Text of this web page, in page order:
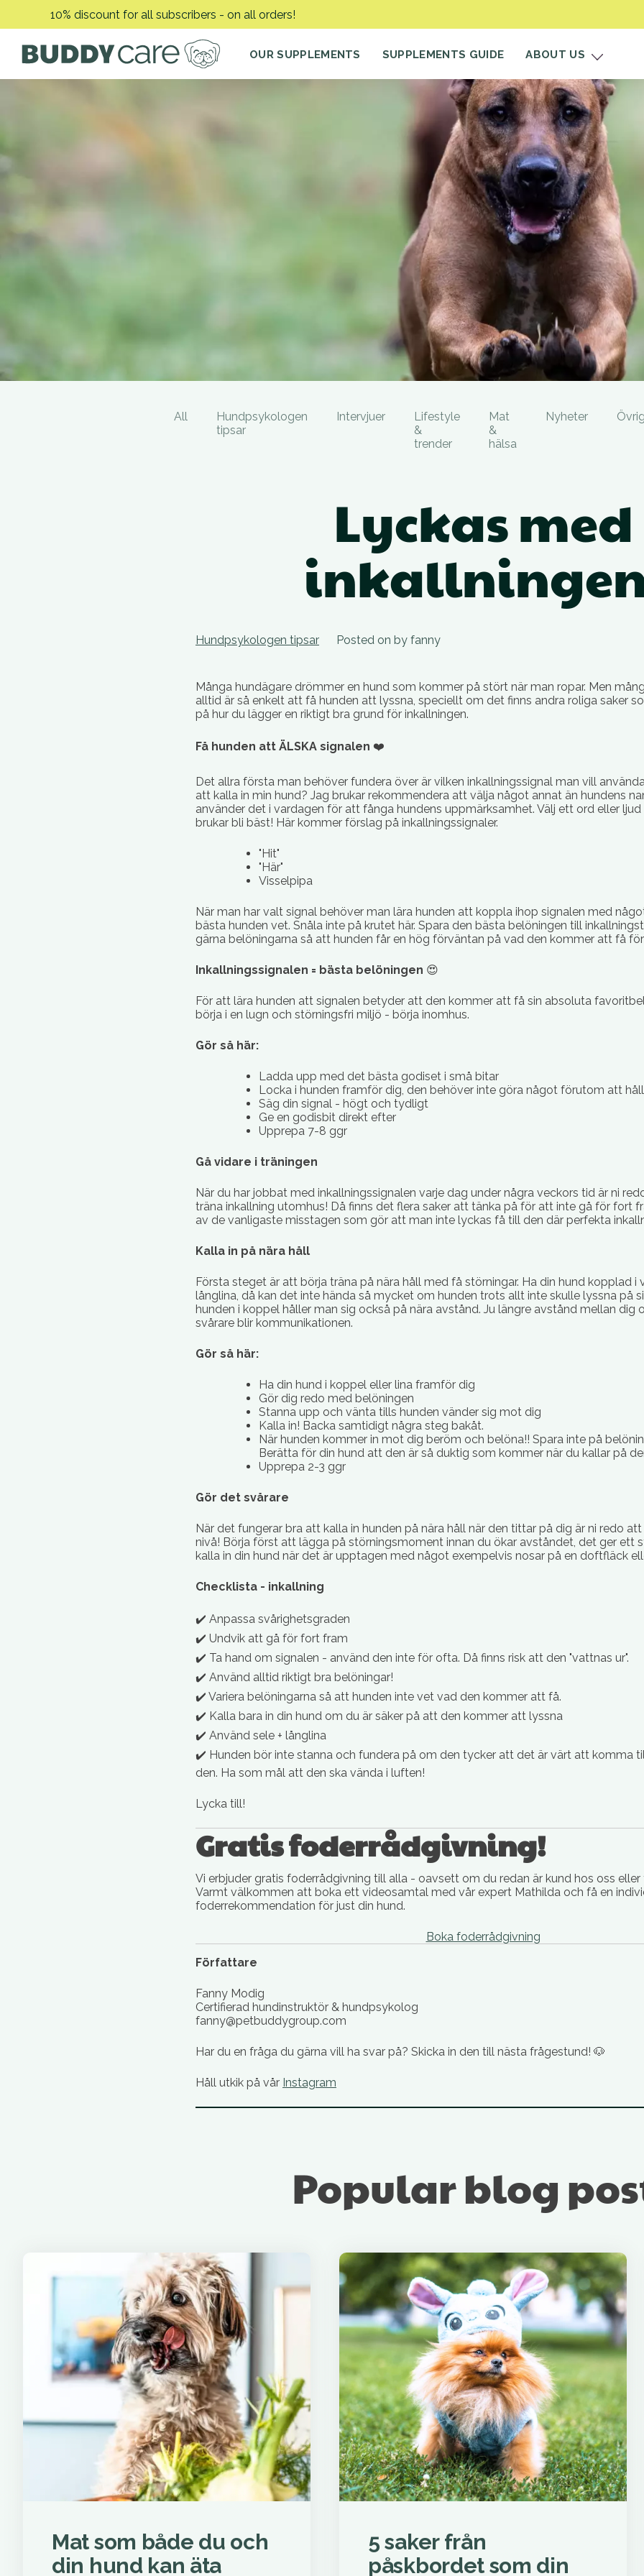
content
10% discount for all subscribers - on all orders!
OUR SUPPLEMENTS SUPPLEMENTS GUIDE ABOUT US
All
Hundpsykologen
tipsar
Intervjuer
Lifestyle
&
trender
Mat
&
hälsa
Nyheter
Lyckas med
Hundpsykologen tipsar Posted on by fanny
Många hundägare drömmer en hund som kommer på stört när man ropar. Men
alltid är så enkelt att få hunden att lyssna, speciellt om det finns andra roliga saker
på hur du lägger en riktigt bra grund för inkallningen.
Få hunden att ÄLSKA signalen ❤️
Det allra första man behöver fundera över är vilken inkallningssignal man vill
att kalla in min hund? Jag brukar rekommendera att välja något annat än hundens
använder det i vardagen för att fånga hundens uppmärksamhet. Välj ett ord eller
brukar bli bäst! Här kommer förslag på inkallningssignaler.
"Hit"
"Här"
Visselpipa
När man har valt signal behöver man lära hunden att koppla ihop signalen med
bästa hunden vet. Snåla inte på krutet här. Spara den bästa belöningen till
gärna belöningarna så att hunden får en hög förväntan på vad den kommer att få
Inkallningssignalen = bästa belöningen 😍
För att lära hunden att signalen betyder att den kommer att få sin absoluta
börja i en lugn och störningsfri miljö - börja inomhus.
Gör så här:
Ladda upp med det bästa godiset i små bitar
Locka i hunden framför dig, den behöver inte göra något förutom att
Säg din signal - högt och tydligt
Ge en godisbit direkt efter
Upprepa 7-8 ggr
Gå vidare i träningen
När du har jobbat med inkallningssignalen varje dag under några veckors tid är ni
träna inkallning utomhus! Då finns det flera saker att tänka på för att inte gå för fort
av de vanligaste misstagen som gör att man inte lyckas få till den där perfekta
Kalla in på nära håll
Första steget är att börja träna på nära håll med få störningar. Ha din hund kopplad i
långlina, då kan det inte hända så mycket om hunden trots allt inte skulle lyssna på
hunden i koppel håller man sig också på nära avstånd. Ju längre avstånd mellan dig
svårare blir kommunikationen.
Gör så här:
Ha din hund i koppel eller lina framför dig
Gör dig redo med belöningen
Stanna upp och vänta tills hunden vänder sig mot dig
Kalla in! Backa samtidigt några steg bakåt.
När hunden kommer in mot dig beröm och belöna!! Spara inte på
Berätta för din hund att den är så duktig som kommer när du kallar på
Upprepa 2-3 ggr
Gör det svårare
När det fungerar bra att kalla in hunden på nära håll när den tittar på dig är ni redo
nivå! Börja först att lägga på störningsmoment innan du ökar avståndet, det ger ett
kalla in din hund när det är upptagen med något exempelvis nosar på en doftfläck
Checklista - inkallning
✔️ Anpassa svårighetsgraden
✔️ Undvik att gå för fort fram
✔️ Ta hand om signalen - använd den inte för ofta. Då finns risk att den "vattnas ur".
✔️ Använd alltid riktigt bra belöningar!
✔️ Variera belöningarna så att hunden inte vet vad den kommer att få.
✔️ Kalla bara in din hund om du är säker på att den kommer att lyssna
✔️ Använd sele + långlina
✔️ Hunden bör inte stanna och fundera på om den tycker att det är värt att komma
den. Ha som mål att den ska vända i luften!
Lycka till!
Gratis foderrådgivning!
Vi erbjuder gratis foderrådgivning till alla - oavsett om du redan är kund hos oss
Varmt välkommen att boka ett videosamtal med vår expert Mathilda och få en
foderrekommendation för just din hund.
Boka foderrådgivning
Författare
Fanny Modig
Certifierad hundinstruktör & hundpsykolog
fanny@petbuddygroup.com
Har du en fråga du gärna vill ha svar på? Skicka in den till nästa frågestund! 🐶
Håll utkik på vår Instagram
Popular blog
Mat som både du och
din hund kan äta
5 saker från
påskbordet som din